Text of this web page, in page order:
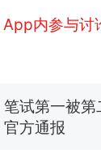
App内参与讨
协会回应
男子上山采菌
窝，原地守1
来源：参考消
笔试第一被
官方通报